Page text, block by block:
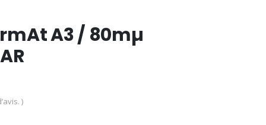
A3 / 80mµ
)